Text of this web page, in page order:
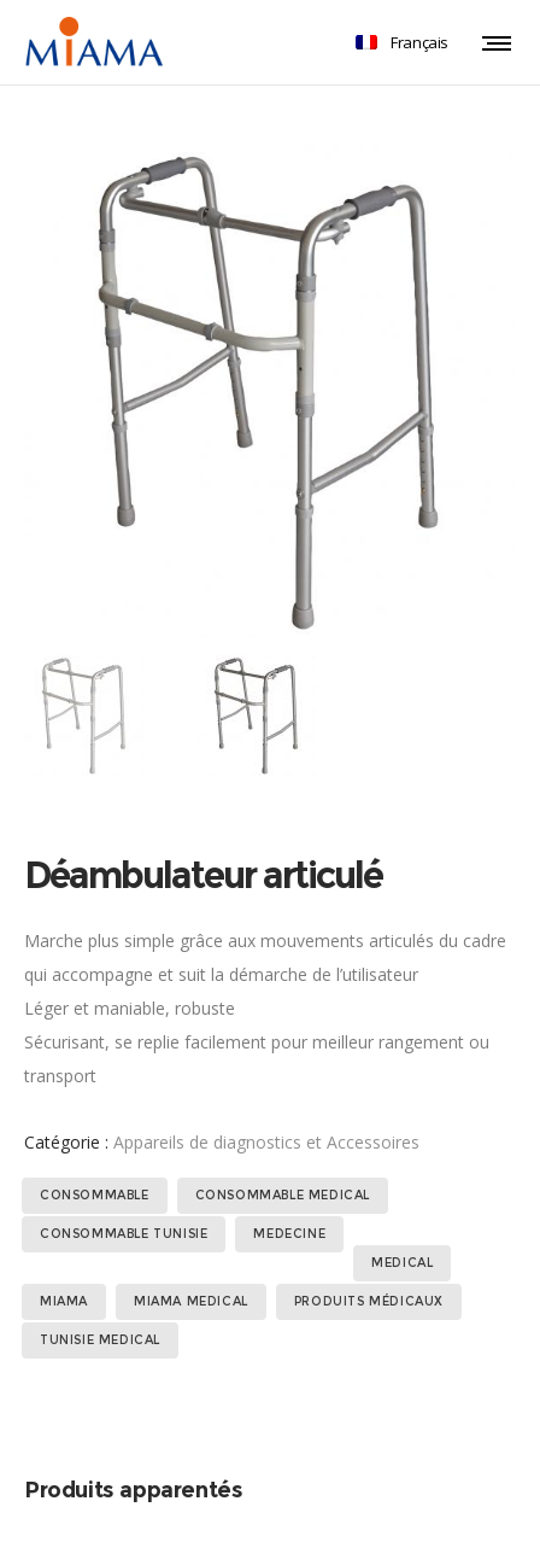
Français
Déambulateur articulé
Marche plus simple grâce aux mouvements articulés du cadre
qui accompagne et suit la démarche de l’utilisateur
Léger et maniable, robuste
Sécurisant, se replie facilement pour meilleur rangement ou
transport
Catégorie : Appareils de diagnostics et Accessoires
CONSOMMABLE CONSOMMABLE MEDICAL
CONSOMMABLE TUNISIE MEDECINE
MEDICAL
MIAMA MIAMA MEDICAL PRODUITS MÉDICAUX
TUNISIE MEDICAL
Produits apparentés